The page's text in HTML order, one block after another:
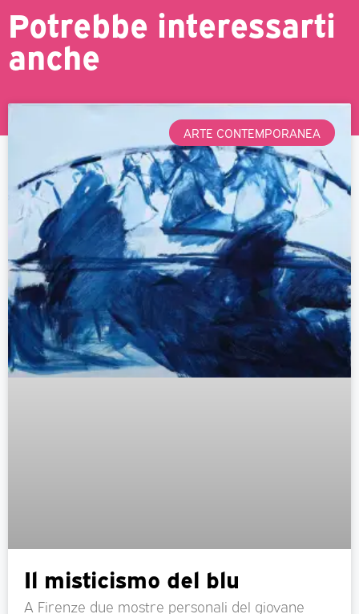
Potrebbe interessarti
anche
ARTE CONTEMPORANEA
Il misticismo del blu
A Firenze due mostre personali del giovane